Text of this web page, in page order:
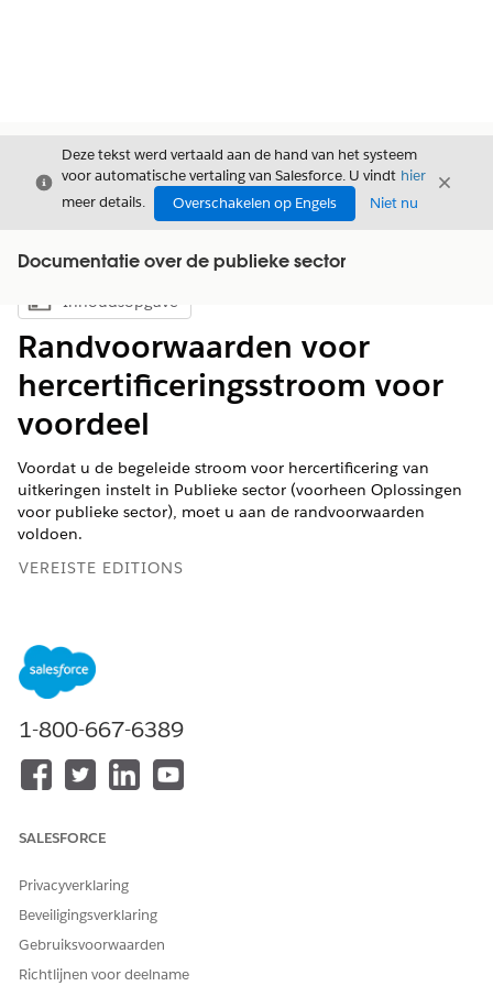
Sluiten
Deze tekst werd vertaald aan de hand van het systeem
voor automatische vertaling van Salesforce. U vindt hier
meer details.
Overschakelen op Engels Niet nu
Sluiten
Documentatie over de publieke sector
Inhoudsopgave weergeven
Inhoudsopgave
Randvoorwaarden voor
hercertificeringsstroom voor
voordeel
Voordat u de begeleide stroom voor hercertificering van
uitkeringen instelt in Publieke sector (voorheen Oplossingen
voor publieke sector), moet u aan de randvoorwaarden
voldoen.
VEREISTE EDITIONS
Voldoe aan de
Implementeer de Framework-sjabloon
BELANGRIJK
Stel de stroom Intake van voordeeltoepassing in
Maak een Apex klasse om inkomens van verwijderde
huishoudenleden te
1-800-667-6389
SALESFORCE
Privacyverklaring
Beveiligingsverklaring
Gebruiksvoorwaarden
Richtlijnen voor deelname